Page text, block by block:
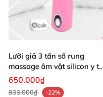
Lưỡi giả 3 tần số rung
massage âm vật silicon y tế
an toàn
650.000₫
833.000₫
-22%